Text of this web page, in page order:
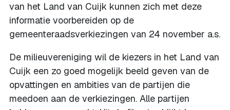
van het Land van Cuijk kunnen zich met deze
informatie voorbereiden op de
gemeenteraadsverkiezingen van 24 november a.s.
De milieuvereniging wil de kiezers in het Land van
Cuijk een zo goed mogelijk beeld geven van de
opvattingen en ambities van de partijen die
meedoen aan de verkiezingen. Alle partijen